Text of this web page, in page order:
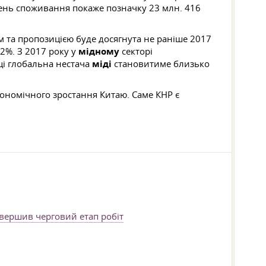
споживання покаже позначку 23 млн. 416
пропозицією буде досягнута не раніше 2017
З 2017 року у мідному секторі
глобальна нестача міді становитиме близько
зростання Китаю. Саме КНР є
черговий етап робіт